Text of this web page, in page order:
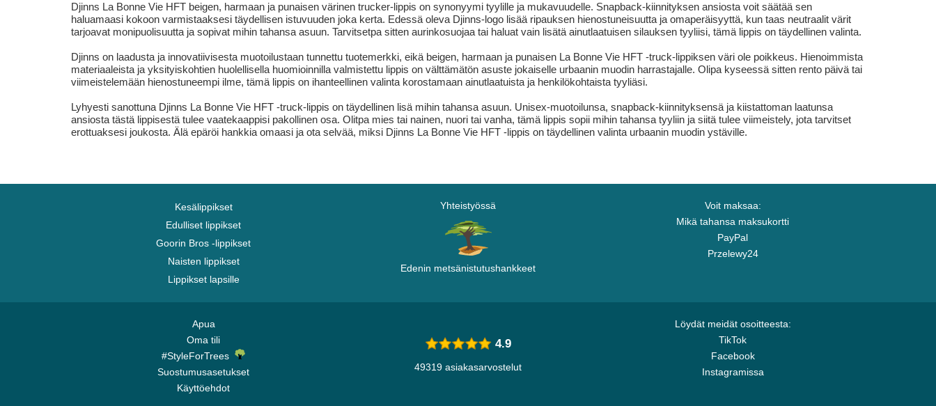
Djinns La Bonne Vie HFT beigen, harmaan ja punaisen värinen trucker-lippis on synonyymi tyylille ja mukavuudelle. Snapback-kiinnityksen ansiosta voit säätää sen
haluamaasi kokoon varmistaaksesi täydellisen istuvuuden joka kerta. Edessä oleva Djinns-logo lisää ripauksen hienostuneisuutta ja omaperäisyyttä, kun taas neutraalit värit
tarjoavat monipuolisuutta ja sopivat mihin tahansa asuun. Tarvitsetpa sitten aurinkosuojaa tai haluat vain lisätä ainutlaatuisen silauksen tyyliisi, tämä lippis on täydellinen valinta.
Djinns on laadusta ja innovatiivisesta muotoilustaan tunnettu tuotemerkki, eikä beigen, harmaan ja punaisen La Bonne Vie HFT -truck-lippiksen väri ole poikkeus. Hienoimmista
materiaaleista ja yksityiskohtien huolellisella huomioinnilla valmistettu lippis on välttämätön asuste jokaiselle urbaanin muodin harrastajalle. Olipa kyseessä sitten rento päivä tai
viimeistelemään hienostuneempi ilme, tämä lippis on ihanteellinen valinta korostamaan ainutlaatuista ja henkilökohtaista tyyliäsi.
Lyhyesti sanottuna Djinns La Bonne Vie HFT -truck-lippis on täydellinen lisä mihin tahansa asuun. Unisex-muotoilunsa, snapback-kiinnityksensä ja kiistattoman laatunsa
ansiosta tästä lippisestä tulee vaatekaappisi pakollinen osa. Olitpa mies tai nainen, nuori tai vanha, tämä lippis sopii mihin tahansa tyyliin ja siitä tulee viimeistely, jota tarvitset
erottuaksesi joukosta. Älä epäröi hankkia omaasi ja ota selvää, miksi Djinns La Bonne Vie HFT -lippis on täydellinen valinta urbaanin muodin ystäville.
Kesälippikset
Edulliset lippikset
Goorin Bros -lippikset
Naisten lippikset
Lippikset lapsille
Yhteistyössä
Edenin metsänistutushankkeet
Voit maksaa:
Mikä tahansa maksukortti
PayPal
Przelewy24
Apua
Oma tili
#StyleForTrees
Suostumusasetukset
Käyttöehdot
Löydät meidät osoitteesta:
TikTok
Facebook
Instagramissa
4.9
49319 asiakasarvostelut